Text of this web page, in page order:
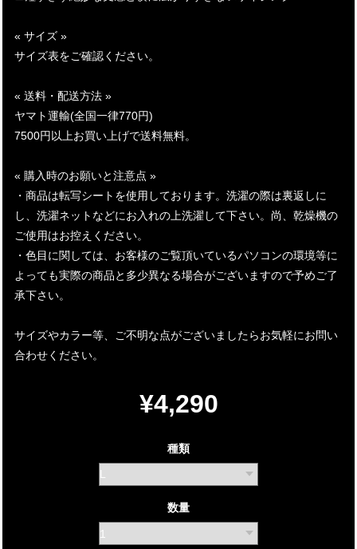
« サイズ »
サイズ表をご確認ください。
« 送料・配送方法 »
ヤマト運輸(全国一律770円)
7500円以上お買い上げで送料無料。
« 購入時のお願いと注意点 »
・商品は転写シートを使用しております。洗濯の際は裏返しに
し、洗濯ネットなどにお入れの上洗濯して下さい。尚、乾燥機の
ご使用はお控えください。
・色目に関しては、お客様のご覧頂いているパソコンの環境等に
よっても実際の商品と多少異なる場合がございますので予めご了
承下さい。
サイズやカラー等、ご不明な点がございましたらお気軽にお問い
合わせください。
¥4,290
種類
数量